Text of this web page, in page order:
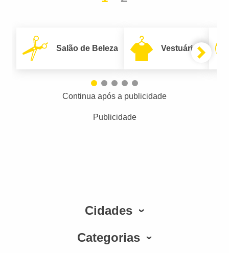
Salão de Beleza Vestuário
Continua após a publicidade
Publicidade
Cidades
Categorias